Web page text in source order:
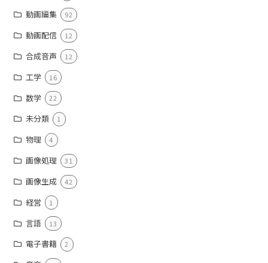
動画編集 92
動画配信 12
合成音声 12
工学 16
数学 22
未分類 1
物理 4
画像処理 31
画像生成 42
経営 1
言語 13
電子書籍 2